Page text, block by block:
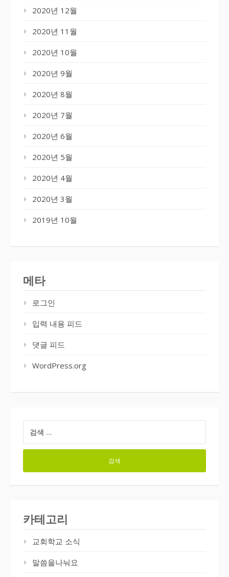
2020년 12월
2020년 11월
2020년 10월
2020년 9월
2020년 8월
2020년 7월
2020년 6월
2020년 5월
2020년 4월
2020년 3월
2019년 10월
메타
로그인
입력 내용 피드
댓글 피드
WordPress.org
색:
카테고리
교회학교 소식
말씀을나눠요